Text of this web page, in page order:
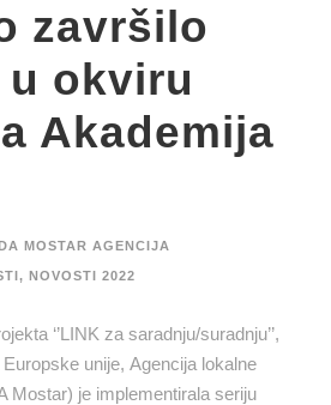
završilo
okviru
Akademija
MOSTAR AGENCIJA
, NOVOSTI 2022
‘’LINK za saradnju/suradnju’’,
unije, Agencija lokalne
Mostar) je implementirala seriju